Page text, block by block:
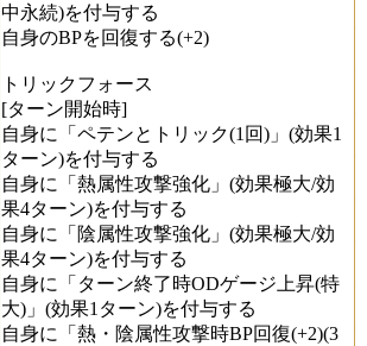
中永続)を付与する
自身のBPを回復する(+2)
トリックフォース
[ターン開始時]
自身に「ペテンとトリック(1回)」(効果1
ターン)を付与する
自身に「熱属性攻撃強化」(効果極大/効
果4ターン)を付与する
自身に「陰属性攻撃強化」(効果極大/効
果4ターン)を付与する
自身に「ターン終了時ODゲージ上昇(特
大)」(効果1ターン)を付与する
自身に「熱・陰属性攻撃時BP回復(+2)(3